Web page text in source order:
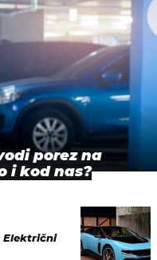
porez na
i kod nas?
Električni